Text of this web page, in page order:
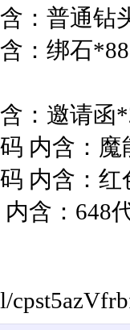
：普通
：绑石
：邀请函
内含：
内含：
含：648